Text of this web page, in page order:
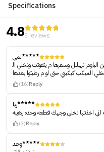
Specifications
4.85 reviews
لمى*****
تهبللل وسعرها م يتفوتت وتخلي ال
(16)Reply
رنا*****
اني اخذتها تخلي وجهك قطعه وحده رهيبه
(3)Reply
وجد*****